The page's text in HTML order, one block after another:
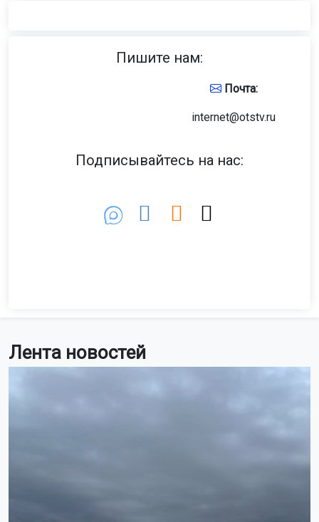
Лента новостей
Пишите нам:
Почта:
internet@otstv.ru
Подписывайтесь на нас: